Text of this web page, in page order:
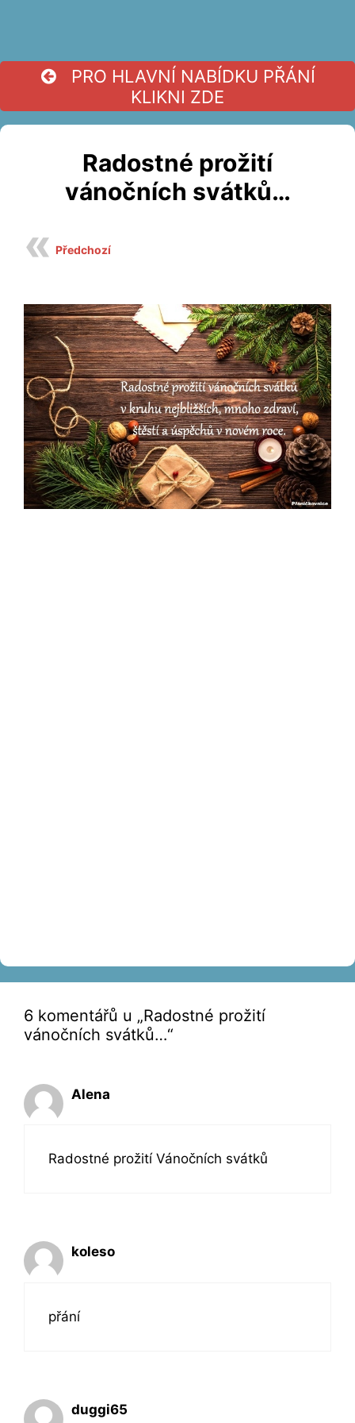
PRO HLAVNÍ NABÍDKU PŘÁNÍ
KLIKNI ZDE
Radostné prožití
vánočních svátků…
Předchozí
6 komentářů u „Radostné prožití
vánočních svátků…“
Alena
Radostné prožití Vánočních svátků
koleso
přání
duggi65